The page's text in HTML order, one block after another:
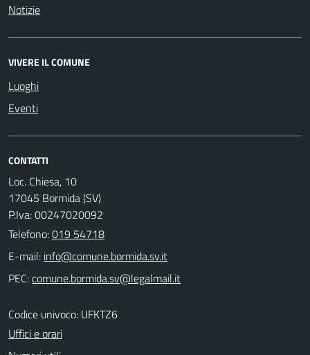
Notizie
VIVERE IL COMUNE
Luoghi
Eventi
CONTATTI
Loc. Chiesa, 10
17045 Bormida (SV)
P.Iva: 00247020092
Telefono:019 54718
E-mail:
PEC:
Codice univoco: UFKTZ6
Uffici e orari